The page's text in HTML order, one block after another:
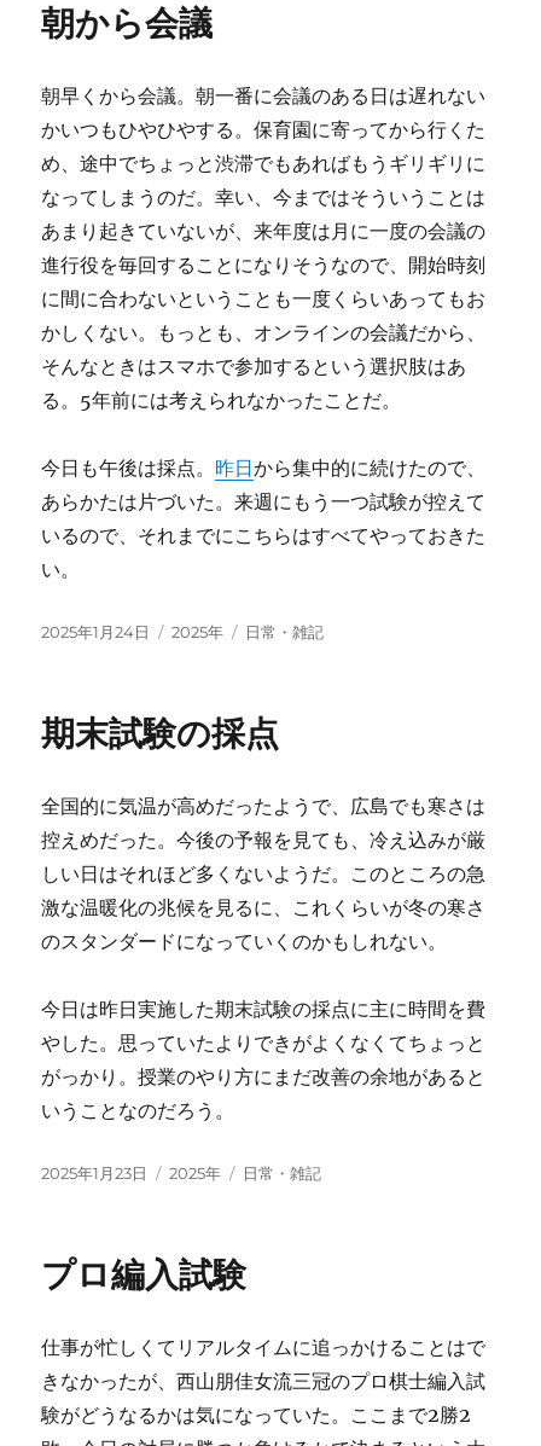
ー
朝から会議
朝早くから会議。朝一番に会議のある日は遅れない
かいつもひやひやする。保育園に寄ってから行くた
め、途中でちょっと渋滞でもあればもうギリギリに
なってしまうのだ。幸い、今まではそういうことは
あまり起きていないが、来年度は月に一度の会議の
進行役を毎回することになりそうなので、開始時刻
に間に合わないということも一度くらいあってもお
かしくない。もっとも、オンラインの会議だから、
そんなときはスマホで参加するという選択肢はあ
る。5年前には考えられなかったことだ。
今日も午後は採点。 昨日から集中的に続けたので、
あらかたは片づいた。来週にもう一つ試験が控えて
いるので、それまでにこちらはすべてやっておきた
い。
投
2025年1月24日
カ
ー
2025年
タ
日常・雑記
期末試験の採点
全国的に気温が高めだったようで、広島でも寒さは
控えめだった。今後の予報を見ても、冷え込みが厳
しい日はそれほど多くないようだ。このところの急
激な温暖化の兆候を見るに、これくらいが冬の寒さ
のスタンダードになっていくのかもしれない。
今日は昨日実施した期末試験の採点に主に時間を費
やした。思っていたよりできがよくなくてちょっと
がっかり。授業のやり方にまだ改善の余地があると
いうことなのだろう。
投
2025年1月23日
カ
ー
2025年
タ
日常・雑記
プロ編入試験
仕事が忙しくてリアルタイムに追っかけることはで
きなかったが、西山朋佳女流三冠のプロ棋士編入試
験がどうなるかは気になっていた。ここまで2勝2